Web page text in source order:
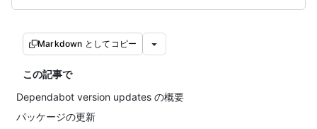
Markdown としてコピー
この記事で
Dependabot version updates の概要
パッケージの更新